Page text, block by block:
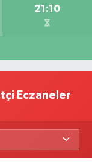
21:10
Eczaneler